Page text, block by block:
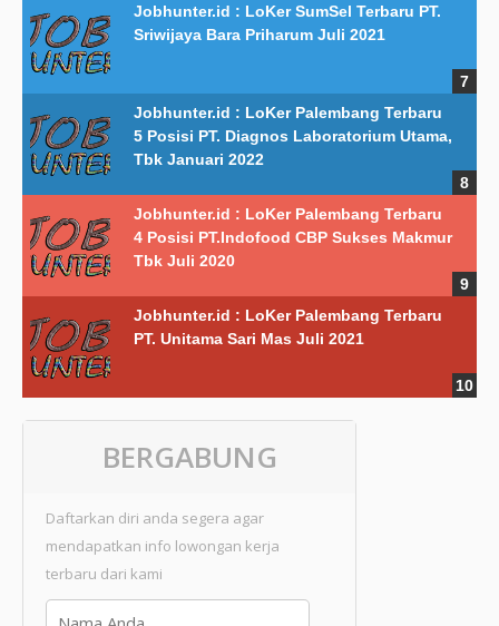
Jobhunter.id : LoKer SumSel Terbaru PT.
Sriwijaya Bara Priharum Juli 2021
Jobhunter.id : LoKer Palembang Terbaru
5 Posisi PT. Diagnos Laboratorium Utama,
Tbk Januari 2022
Jobhunter.id : LoKer Palembang Terbaru
4 Posisi PT.Indofood CBP Sukses Makmur
Tbk Juli 2020
Jobhunter.id : LoKer Palembang Terbaru
PT. Unitama Sari Mas Juli 2021
BERGABUNG
Daftarkan diri anda segera agar
mendapatkan info lowongan kerja
terbaru dari kami